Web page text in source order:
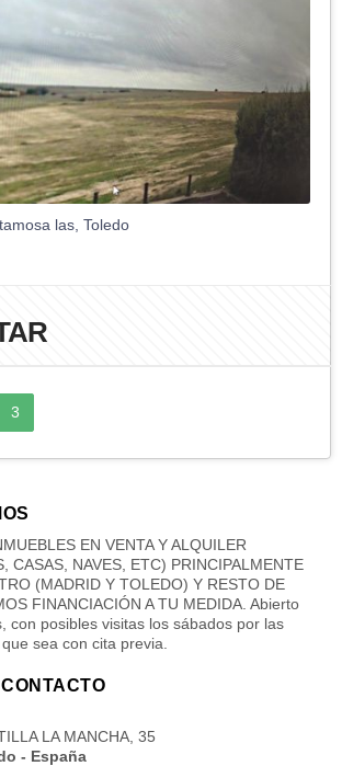
las, Toledo
3
EN VENTA Y ALQUILER
CASAS, NAVES, ETC) PRINCIPALMENTE
(MADRID Y TOLEDO) Y RESTO DE
FINANCIACIÓN A TU MEDIDA. Abierto
con posibles visitas los sábados por las
sea con cita previa.
LA MANCHA, 35
- España